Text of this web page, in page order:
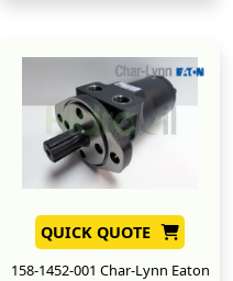
QUICK QUOTE
158-1452-001 Char-Lynn Eaton